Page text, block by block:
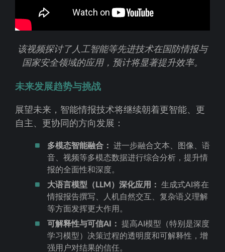
该视频探讨了人工智能等先进技术在国防情报与
国家安全领域的应用，预计将显著提升效率。
未来发展趋势与挑战
展望未来，智能情报技术将继续朝着更智能、更
自主、更协同的方向发展：
多模态智能融合：
进一步融合文本、图像、语
音、视频等多模态数据进行综合分析，提升情
报的全面性和深度。
大语言模型（LLM）深化应用：
生成式AI将在
情报报告撰写、人机自然交互、复杂语义理解
等方面发挥更大作用。
可解释性与可信AI：
提高AI模型（特别是深度
学习模型）决策过程的透明度和可解释性，增
强用户对结果的信任。